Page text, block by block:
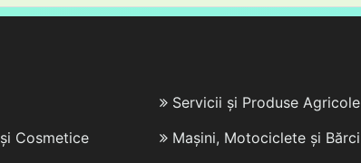
Cosmetice
Servicii și Produse Agricole
Mașini, Motociclete și Bărci